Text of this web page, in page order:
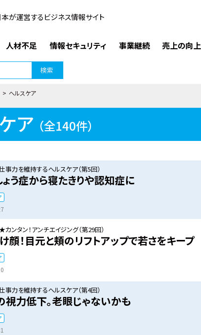
が運営するビジネス情報サイト
人材不足 情報セキュリティ 事業継続 売上の向上
検索
> ヘルスケア
ア （全140件）
事力を維持するヘルスケア（第5回）
う症から寝たきりや認知症に
ンタン！アンチエイジング（第29回）
顔！目元と頬のリフトアップで若さをキープ
事力を維持するヘルスケア（第4回）
視力低下。老眼じゃないかも